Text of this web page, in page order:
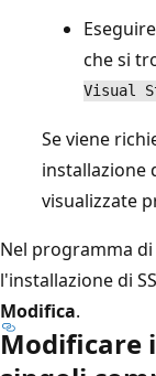
che si
Visual
Se viene
installazione
visualizzate
Nel programma
l'installazione di
Modifica.
Modificare